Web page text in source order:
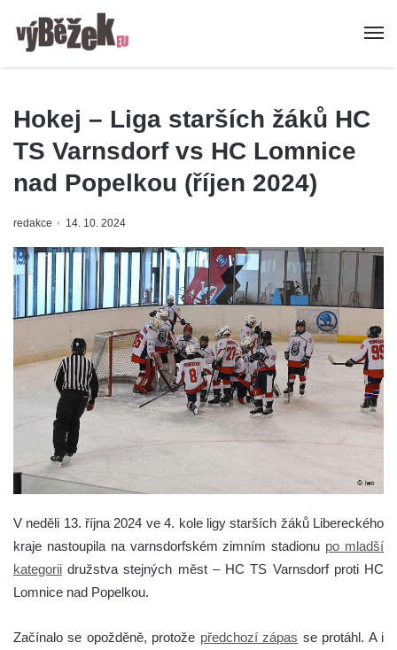
Hokej – Liga starších žáků HC
TS Varnsdorf vs HC Lomnice
nad Popelkou (říjen 2024)
redakce 14. 10. 2024
V neděli 13. října 2024 ve 4. kole ligy starších žáků Libereckého
kraje nastoupila na varnsdorfském zimním stadionu po mladší
kategorii družstva stejných měst – HC TS Varnsdorf proti HC
Lomnice nad Popelkou.
Začínalo se opožděně, protože předchozí zápas se protáhl. A i